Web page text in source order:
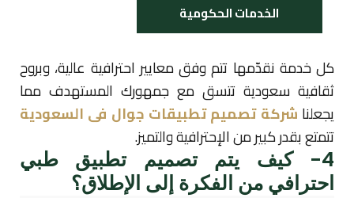
الخدمات الحكومية
كل خدمة نقدّمها تتم وفق معايير احترافية عالية، وبروح
ثقافية سعودية تتسق مع جمهورك المستهدف مما
يجعلنا شركة تصميم تطبيقات جوال فى السعودية
تتمتع بقدر كبير من الإحترافية والتميز.
4- كيف يتم تصميم تطبيق طبي
احترافي من الفكرة إلى الإطلاق؟